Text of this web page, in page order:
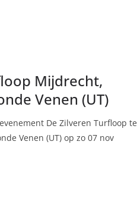
Mijdrecht,
Venen (UT)
De Zilveren Turfloop te
Venen (UT) op zo 07 nov